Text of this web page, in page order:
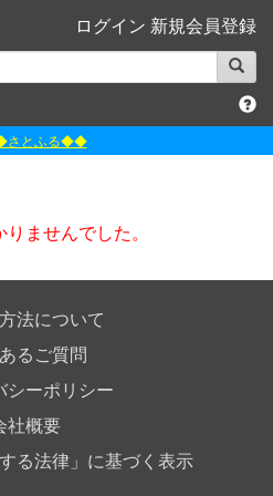
ログイン 新規会員登録
とふる◆◆
ｵﾝﾗｲﾝｼｮｯﾌﾟX
ませんでした。
法について
るご質問
シーポリシー
社概要
る法律」に基づく表示